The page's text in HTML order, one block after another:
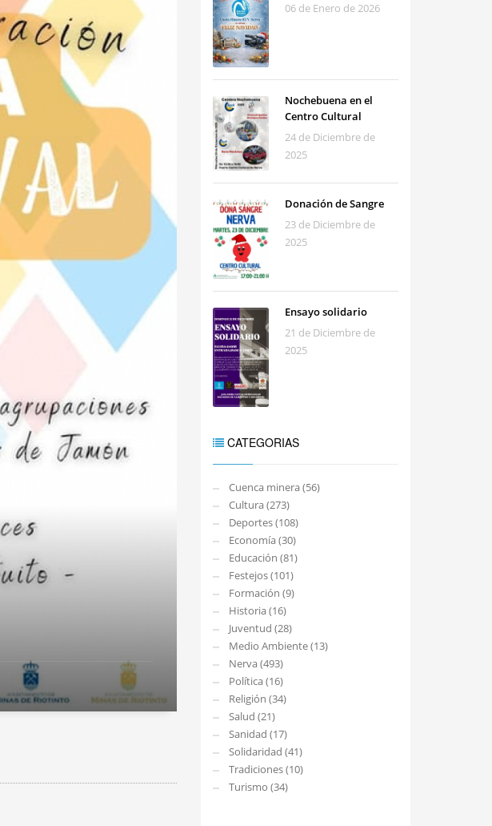
06 de Enero de 2026
Nochebuena en el
Centro Cultural
24 de Diciembre de
2025
Donación de Sangre
23 de Diciembre de
2025
Ensayo solidario
21 de Diciembre de
2025
CATEGORIAS
Cuenca minera (56)
Cultura (273)
Deportes (108)
Economía (30)
Educación (81)
Festejos (101)
Formación (9)
Historia (16)
Juventud (28)
Medio Ambiente (13)
Nerva (493)
Política (16)
Religión (34)
Salud (21)
Sanidad (17)
Solidaridad (41)
Tradiciones (10)
Turismo (34)